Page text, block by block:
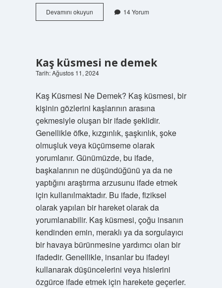
Devamını okuyunCürüm
suç
14 Yorum
Kaş küsmesi ne demek
Tarih: Ağustos 11, 2024
Kaş Küsmesi Ne Demek? Kaş küsmesi, bir
kişinin gözlerini kaşlarının arasına
çekmesiyle oluşan bir ifade şeklidir.
Genellikle öfke, kızgınlık, şaşkınlık, şoke
olmuşluk veya küçümseme olarak
yorumlanır. Günümüzde, bu ifade,
başkalarının ne düşündüğünü ya da ne
yaptığını araştırma arzusunu ifade etmek
için kullanılmaktadır. Bu ifade, fiziksel
olarak yapılan bir hareket olarak da
yorumlanabilir. Kaş küsmesi, çoğu insanın
kendinden emin, meraklı ya da sorgulayıcı
bir havaya bürünmesine yardımcı olan bir
ifadedir. Genellikle, insanlar bu ifadeyi
kullanarak düşüncelerini veya hislerini
özgürce ifade etmek için harekete geçerler.